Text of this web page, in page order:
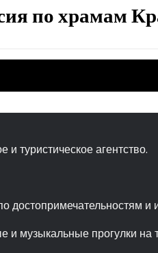
по храмам
и туристическое агентство.
достопримечательностям
и музыкальные прогулки